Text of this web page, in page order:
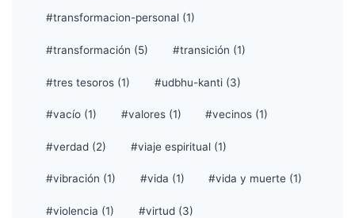
#transformacion-personal (1)
#transformación (5) #transición (1)
#tres tesoros (1) #udbhu-kanti (3)
#vacío (1) #valores (1) #vecinos (1)
#verdad (2) #viaje espiritual (1)
#vibración (1) #vida (1) #vida y muerte (1)
#violencia (1) #virtud (3)